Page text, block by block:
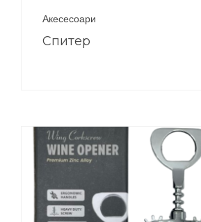
Акесесоари
Спитер